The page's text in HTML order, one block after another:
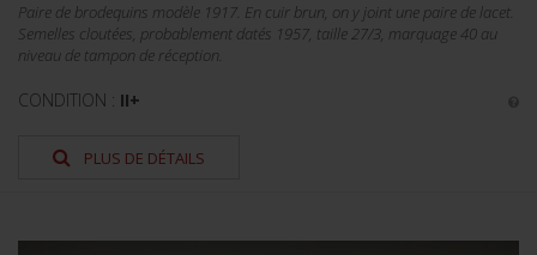
Paire de brodequins modèle 1917. En cuir brun, on y joint une paire de lacet.
Semelles cloutées, probablement datés 1957, taille 27/3, marquage 40 au
niveau de tampon de réception.
CONDITION : II+
PLUS DE DÉTAILS